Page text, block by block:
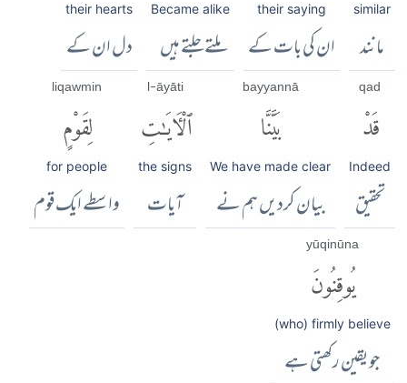
similar
مانند
their saying
ان کی بات کے
Became alike
ملتے جلتے ہیں
their hearts
دل ان کے
qad
قَدْ
Indeed
تحقیق
bayyannā
بَيَّنَّا
We have made clear
بیان کردیں ہم نے
l-āyāti
ٱلْءَايَٰتِ
the signs
آیات
liqawmin
لِقَوْمٍ
for people
واسطے ایک قوم
yūqinūna
يُوقِنُونَ
(who) firmly believe
جو یقین رکھتی ہے